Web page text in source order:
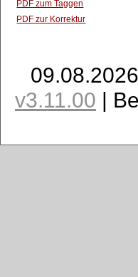
PDF zum Taggen
PDF zur Korrektur
v3.11.00 |